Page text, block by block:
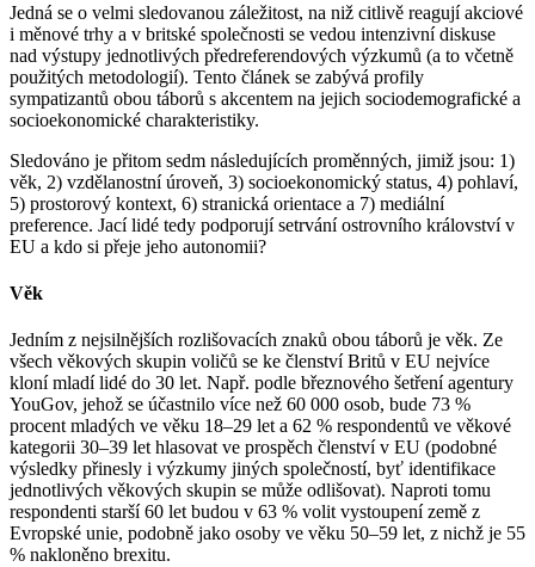
Jedná se o velmi sledovanou záležitost, na niž citlivě reagují akciové
i měnové trhy a v britské společnosti se vedou intenzivní diskuse
nad výstupy jednotlivých předreferendových výzkumů (a to včetně
použitých metodologií). Tento článek se zabývá profily
sympatizantů obou táborů s akcentem na jejich sociodemografické a
socioekonomické charakteristiky.
Sledováno je přitom sedm následujících proměnných, jimiž jsou: 1)
věk, 2) vzdělanostní úroveň, 3) socioekonomický status, 4) pohlaví,
5) prostorový kontext, 6) stranická orientace a 7) mediální
preference. Jací lidé tedy podporují setrvání ostrovního království v
EU a kdo si přeje jeho autonomii?
Věk
Jedním z nejsilnějších rozlišovacích znaků obou táborů je věk. Ze
všech věkových skupin voličů se ke členství Britů v EU nejvíce
kloní mladí lidé do 30 let. Např. podle březnového šetření agentury
YouGov, jehož se účastnilo více než 60 000 osob, bude 73 %
procent mladých ve věku 18–29 let a 62 % respondentů ve věkové
kategorii 30–39 let hlasovat ve prospěch členství v EU (podobné
výsledky přinesly i výzkumy jiných společností, byť identifikace
jednotlivých věkových skupin se může odlišovat). Naproti tomu
respondenti starší 60 let budou v 63 % volit vystoupení země z
Evropské unie, podobně jako osoby ve věku 50–59 let, z nichž je 55
% nakloněno brexitu.